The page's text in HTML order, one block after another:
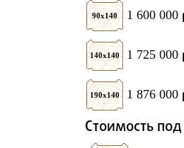
90х140 1 600 000
140х140 1 725 000
190х140 1 876 000
Стоимость